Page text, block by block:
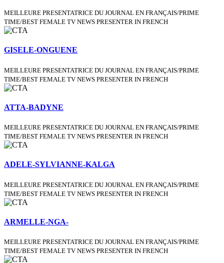
MEILLEURE PRESENTATRICE DU JOURNAL EN FRANÇAIS/PRIME
TIME/BEST FEMALE TV NEWS PRESENTER IN FRENCH
GISELE-ONGUENE
MEILLEURE PRESENTATRICE DU JOURNAL EN FRANÇAIS/PRIME
TIME/BEST FEMALE TV NEWS PRESENTER IN FRENCH
ATTA-BADYNE
MEILLEURE PRESENTATRICE DU JOURNAL EN FRANÇAIS/PRIME
TIME/BEST FEMALE TV NEWS PRESENTER IN FRENCH
ADELE-SYLVIANNE-KALGA
MEILLEURE PRESENTATRICE DU JOURNAL EN FRANÇAIS/PRIME
TIME/BEST FEMALE TV NEWS PRESENTER IN FRENCH
ARMELLE-NGA-
MEILLEURE PRESENTATRICE DU JOURNAL EN FRANÇAIS/PRIME
TIME/BEST FEMALE TV NEWS PRESENTER IN FRENCH